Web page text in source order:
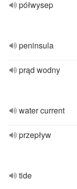
półwysep
peninsula
prąd wodny
water current
przepływ
tide